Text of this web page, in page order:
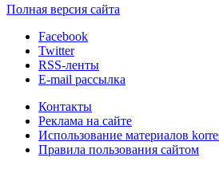
Полная версия сайта
Facebook
Twitter
RSS-ленты
E-mail рассылка
Контакты
Реклама на сайте
Использование материалов
Правила пользования сайтом